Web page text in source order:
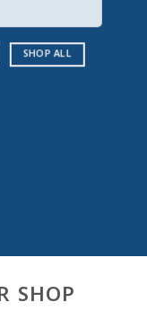
SHOP ALL
SHOP